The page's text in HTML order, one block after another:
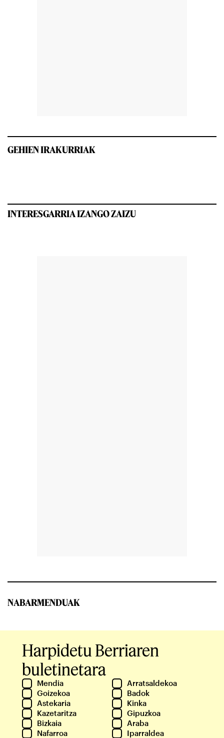
GEHIEN IRAKURRIAK
INTERESGARRIA IZANGO ZAIZU
NABARMENDUAK
Harpidetu Berriaren
buletinetara
Mendia
Arratsaldekoa
Goizekoa
Badok
Astekaria
Kinka
Kazetaritza
Gipuzkoa
Bizkaia
Araba
Nafarroa
Iparraldea